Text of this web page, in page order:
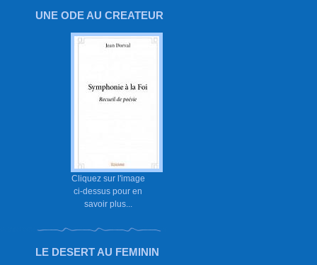
UNE ODE AU CREATEUR
Cliquez sur l'image
ci-dessus pour en
savoir plus...
LE DESERT AU FEMININ